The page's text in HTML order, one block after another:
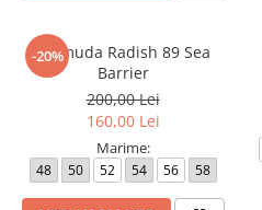
-20%
Bermuda Radish 89 Sea
Barrier
200,00 Lei
160,00 Lei
Marime:
48 50 52 54 56 58